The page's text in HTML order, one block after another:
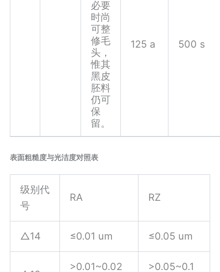
必要
时尚
可整
修毛
头，
惟其
黑皮
胚料
仍可
保
留。
125 a 500 s
表面粗糙度与光洁度对照表
级别代
号
RA RZ
△14 ≤0.01 um ≤0.05 um
>0.01~0.02 >0.05~0.1